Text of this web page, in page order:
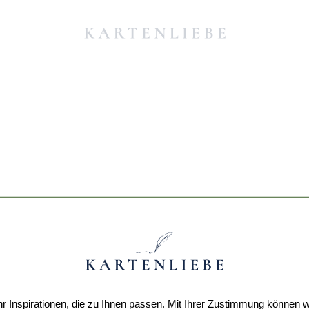
Inspirationen, die zu Ihnen passen. Mit Ihrer Zustimmung können